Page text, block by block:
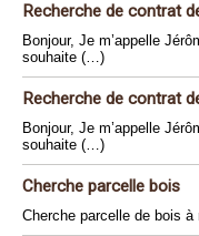
Recherche de contrat
Bonjour, Je m’appelle
souhaite (…)
Recherche de contrat
Bonjour, Je m’appelle
souhaite (…)
Cherche parcelle bois
Cherche parcelle de bois